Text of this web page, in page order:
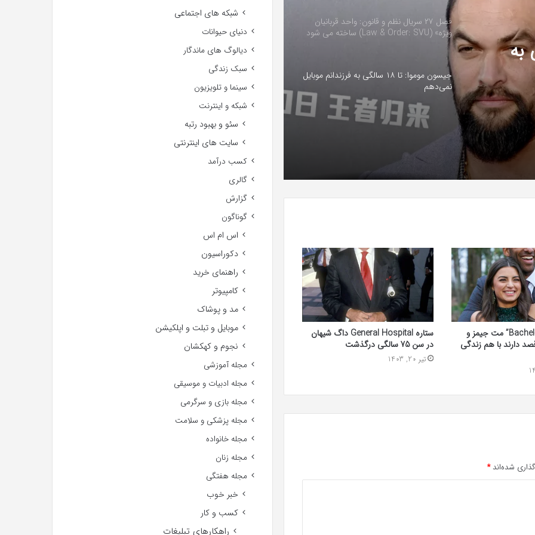
به
فصل ۲۷ سریال نظم و قانون: واحد قربانیان
ویژه» (Law & Order: SVU) ساخته می شود
جیسون موموا: تا ۱۸ سالگی به فرزندانم موبایل
نمی‌دهم
ستاره های “Bachelor” مت جیمز و
دارند با هم زندگی
ستاره General Hospital داگ شیهان
در سن 75 سالگی درگذشت
تیر 20, 1403
شده‌اند*
شبکه های اجتماعی
دنیای حیوانات
دیالوگ های ماندگار
سبک زندگی
سینما و تلویزیون
شبکه و اینترنت
سئو و بهبود رتبه
سایت های اینترنتی
کسب درآمد
گالری
گزارش
گوناگون
اس ام اس
دکوراسیون
راهنمای خرید
کامپیوتر
مد و پوشاک
موبایل و تبلت و اپلکیشن
نجوم و کهکشان
مجله آموزشی
مجله ادبیات و موسیقی
مجله بازی و سرگرمی
مجله پزشکی و سلامت
مجله خانواده
مجله زنان
مجله هفتگی
خبر خوب
کسب و کار
راهکارهای تبلیغات